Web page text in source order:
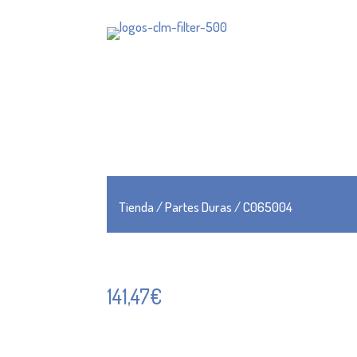
Tienda/Partes Duras/ C065004
141,47€